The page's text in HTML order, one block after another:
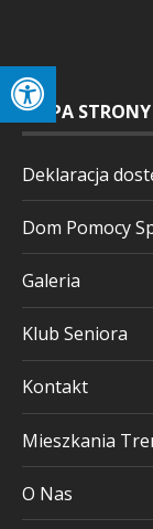
MAPA STRONY
Deklaracja
Dom Pomocy
Galeria
Klub Seniora
Kontakt
Mieszkania
O Nas